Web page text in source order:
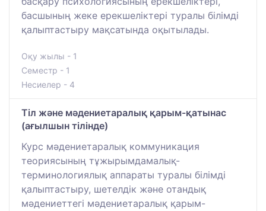
басшының жеке ерекшеліктері туралы білімді
қалыптастыру мақсатында оқытылады.
Оқу жылы - 1
Семестр - 1
Несиелер - 4
Тіл және мәдениетаралық қарым-қатынас
(ағылшын тілінде)
Курс мәдениетаралық коммуникация
теориясының тұжырымдамалық-
терминологиялық аппараты туралы білімді
қалыптастыру, шетелдік және отандық
мәдениеттегі мәдениетаралық қарым-